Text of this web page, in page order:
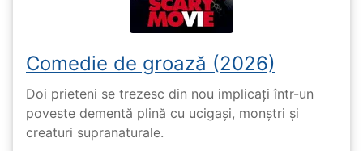
Comedie de groază (2026)
Doi prieteni se trezesc din nou implicați într-un
poveste dementă plină cu ucigași, monștri și
creaturi supranaturale.